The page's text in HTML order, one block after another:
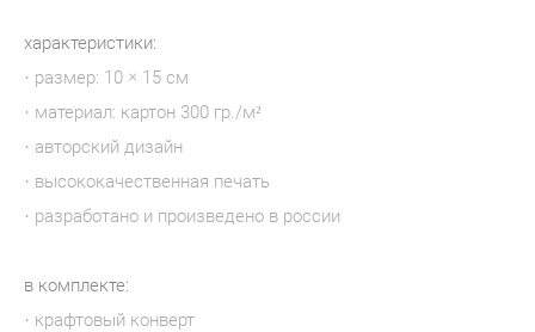
характеристики:
· размер: 10 × 15 см
· материал: картон 300 гр./м²
· авторский дизайн
· высококачественная печать
· разработано и произведено в россии
в комплекте:
· крафтовый конверт